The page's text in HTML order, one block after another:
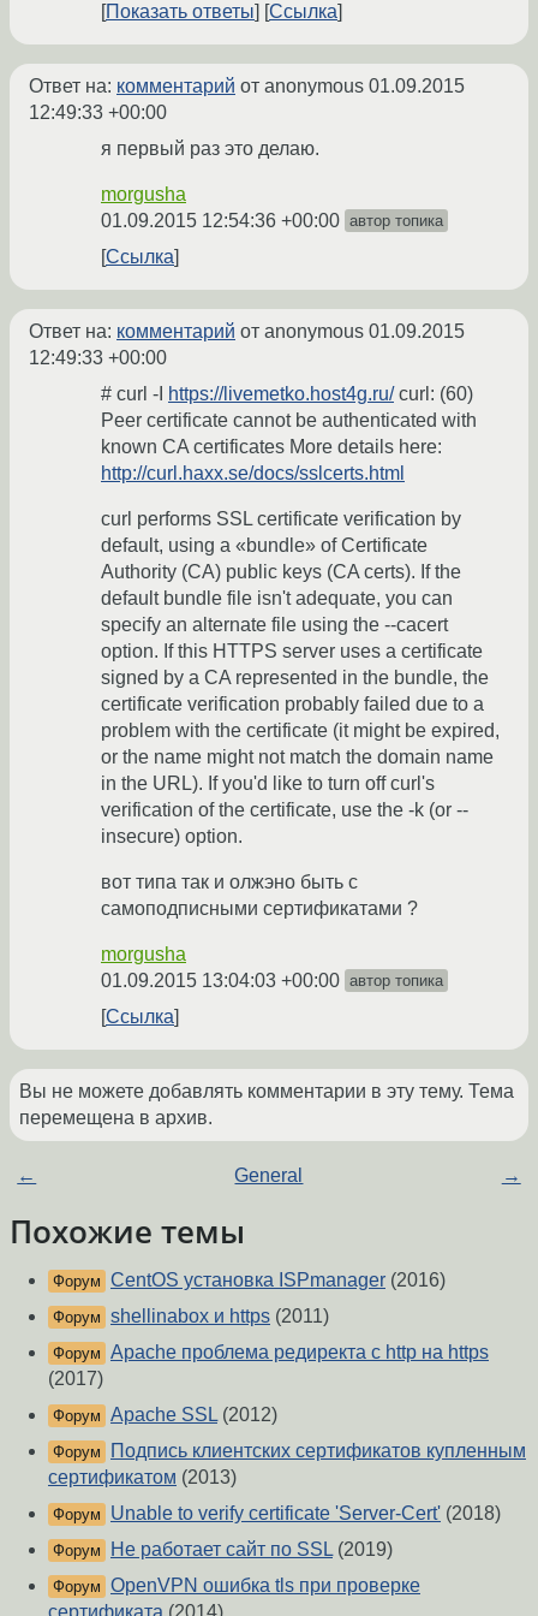
Показать ответы Ссылка
Ответ на: комментарий от anonymous 01.09.2015
12:49:33 +00:00
я первый раз это делаю.
morgusha
01.09.2015 12:54:36 +00:00 автор топика
Ссылка
Ответ на: комментарий от anonymous 01.09.2015
12:49:33 +00:00
# curl -I https://livemetko.host4g.ru/curl: (60)
Peer certificate cannot be authenticated with
known CA certificates More details here:
http://curl.haxx.se/docs/sslcerts.html
curl performs SSL certificate verification by
default, using a «bundle» of Certificate
Authority (CA) public keys (CA certs). If the
default bundle file isn't adequate, you can
specify an alternate file using the --cacert
option. If this HTTPS server uses a certificate
signed by a CA represented in the bundle, the
certificate verification probably failed due to a
problem with the certificate (it might be expired,
or the name might not match the domain name
in the URL). If you'd like to turn off curl's
verification of the certificate, use the -k (or --
insecure) option.
вот типа так и олжэно быть с
самоподписными сертификатами ?
morgusha
01.09.2015 13:04:03 +00:00 автор топика
Ссылка
Вы не можете добавлять комментарии в эту тему. Тема
перемещена в архив.
← General →
Похожие темы
Форум CentOS установка ISPmanager (2016)
Форум shellinabox и https (2011)
Форум Apache проблема редиректа с http на https
(2017)
Форум Apache SSL (2012)
Форум
Подпись клиентских сертификатов купленным
сертификатом (2013)
Форум Unable to verify certificate 'Server-Cert' (2018)
Форум Не работает сайт по SSL (2019)
Форум OpenVPN ошибка tls при проверке
сертификата (2014)